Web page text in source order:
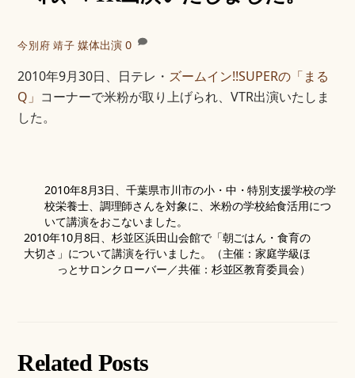
今別府 靖子 媒体出演 0
2010年9月30日、日テレ・ ズームイン!!SUPERの「まる
Q」 コーナーで米粉が取り上げられ、VTR出演いたしま
した。
2010年8月3日、千葉県市川市の小・中・特別支援学校の学
校栄養士、調理師さんを対象に、米粉の学校給食活用につ
いて講演をおこないました。
2010年10月8日、杉並区浜田山会館で「朝ごはん・食育の
大切さ」について講演を行いました。（主催：家庭学級ほ
っとサロンクローバー／共催：杉並区教育委員会）
Related Posts